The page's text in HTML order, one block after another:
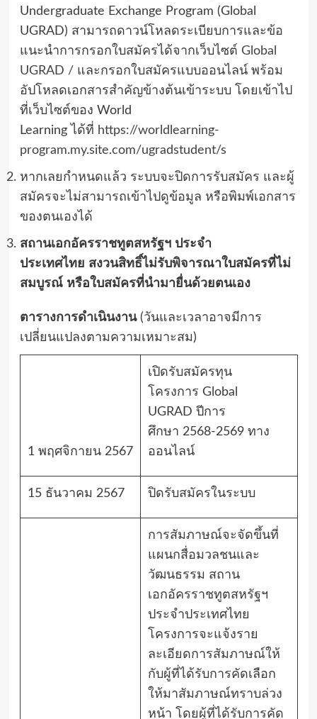
Undergraduate Exchange Program (Global
UGRAD) สามารถดาวน์โหลดระเบียบการและข้อ
แนะนำการกรอกใบสมัครได้จากเว็บไซต์ Global
UGRAD / และกรอกใบสมัครแบบออนไลน์ พร้อม
อัปโหลดเอกสารสำคัญข้างต้นเข้าระบบ โดยเข้าไป
ที่เว็บไซต์ของ World
Learning ได้ที่ https://worldlearning-
program.my.site.com/ugradstudent/s
หากเลยกำหนดแล้ว ระบบจะปิดการรับสมัคร และผู้
สมัครจะไม่สามารถเข้าไปดูข้อมูล หรือพิมพ์เอกสาร
ของตนเองได้
สถานเอกอัครราชทูตสหรัฐฯ ประจำ
ประเทศไทย สงวนสิทธิ์ไม่รับพิจารณาใบสมัครที่ไม่
สมบูรณ์ หรือใบสมัครที่นำมายื่นด้วยตนเอง
ตารางการดำเนินงาน(วันและเวลาอาจมีการ
เปลี่ยนแปลงตามความเหมาะสม)
1 พฤศจิกายน2567
เปิดรับสมัครทุน
โครงการ Global
UGRAD ปีการ
ศึกษา 2568-2569 ทาง
ออนไลน์
15 ธันวาคม 2567 ปิดรับสมัครในระบบ
การสัมภาษณ์จะจัดขึ้นที่
แผนกสื่อมวลชนและ
วัฒนธรรม สถาน
เอกอัครราชทูตสหรัฐฯ
ประจำประเทศไทย
โครงการจะแจ้งราย
ละเอียดการสัมภาษณ์ให้
กับผู้ที่ได้รับการคัดเลือก
ให้มาสัมภาษณ์ทราบล่วง
หน้า โดยผู้ที่ได้รับการคัด